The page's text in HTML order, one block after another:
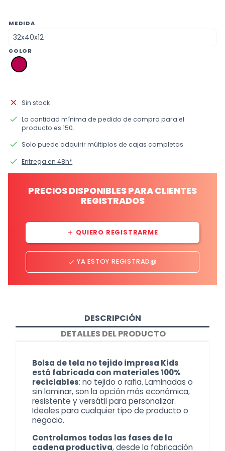
MEDIDA
COLOR
33
fucsia
close Sin stock
done La cantidad mínima de pedido de compra para el
producto es 150.
done Solo puede adquirir múltiplos de cajas completas
done Entrega en 48h*
PRECIOS DISPONIBLES PARA CLIENTES
REGISTRADOS
add QUIERO REGISTRARME
done YA ESTOY REGISTRAD@
DESCRIPCIÓN
DETALLES DEL PRODUCTO
Bolsa de tela no tejido impresa Kids
está fabricada con materiales 100%
reciclables: no tejido o rafia. Laminadas o
sin laminar, son la opción más económica,
resistente y versátil para personalizar.
Ideales para cualquier tipo de producto o
negocio.
Controlamos todas las fases de la
cadena productiva, desde la fabricación